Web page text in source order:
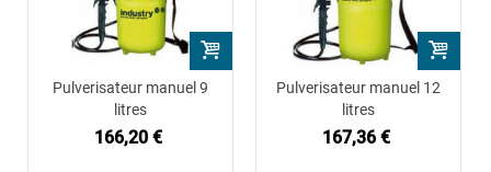
Pulverisateur manuel 9
litres
166,20 €
Pulverisateur manuel 12
litres
167,36 €